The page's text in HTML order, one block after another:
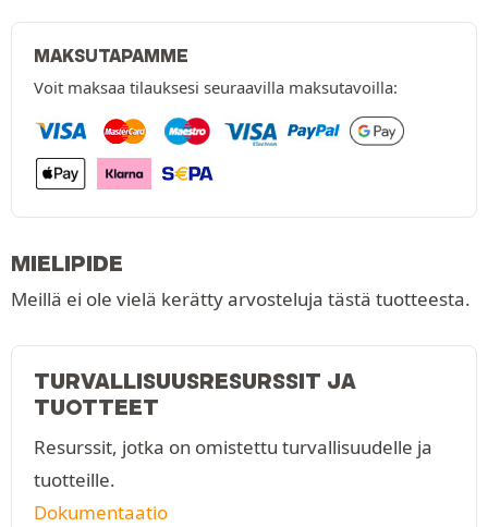
MAKSUTAPAMME
Voit maksaa tilauksesi seuraavilla maksutavoilla:
MIELIPIDE
Meillä ei ole vielä kerätty arvosteluja tästä tuotteesta.
TURVALLISUUSRESURSSIT JA
TUOTTEET
Resurssit, jotka on omistettu turvallisuudelle ja
tuotteille.
Dokumentaatio